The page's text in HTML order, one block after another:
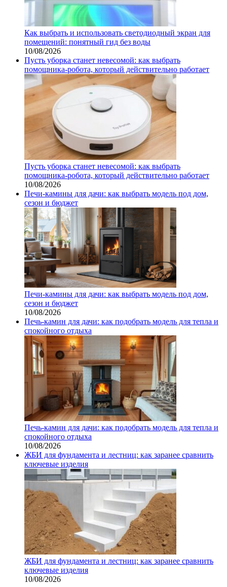
Как выбрать и использовать светодиодный экран для
помещений: понятный гид без воды
10/08/2026
Пусть уборка станет невесомой: как выбрать
помощника‑робота, который действительно работает
Пусть уборка станет невесомой: как выбрать
помощника‑робота, который действительно работает
10/08/2026
Печи-камины для дачи: как выбрать модель под дом,
сезон и бюджет
Печи-камины для дачи: как выбрать модель под дом,
сезон и бюджет
10/08/2026
Печь-камин для дачи: как подобрать модель для тепла и
спокойного отдыха
Печь-камин для дачи: как подобрать модель для тепла и
спокойного отдыха
10/08/2026
ЖБИ для фундамента и лестниц: как заранее сравнить
ключевые изделия
ЖБИ для фундамента и лестниц: как заранее сравнить
ключевые изделия
10/08/2026